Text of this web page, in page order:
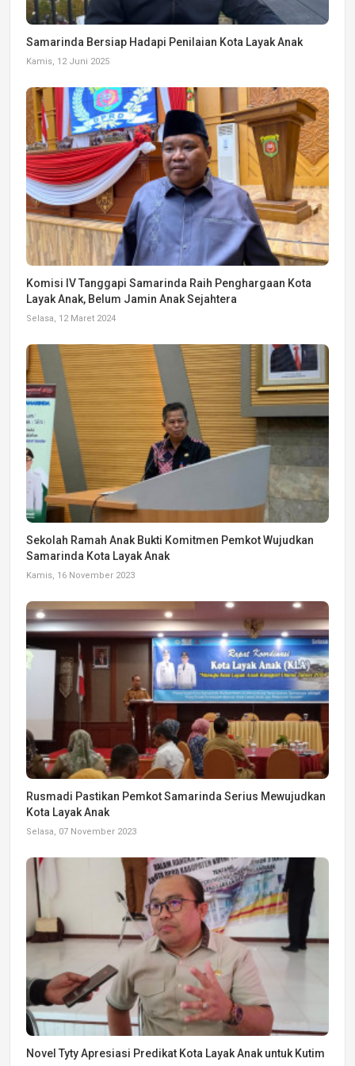
Samarinda Bersiap Hadapi Penilaian Kota Layak Anak
Kamis, 12 Juni 2025
Komisi IV Tanggapi Samarinda Raih Penghargaan Kota
Layak Anak, Belum Jamin Anak Sejahtera
Selasa, 12 Maret 2024
Sekolah Ramah Anak Bukti Komitmen Pemkot Wujudkan
Samarinda Kota Layak Anak
Kamis, 16 November 2023
Rusmadi Pastikan Pemkot Samarinda Serius Mewujudkan
Kota Layak Anak
Selasa, 07 November 2023
Novel Tyty Apresiasi Predikat Kota Layak Anak untuk Kutim